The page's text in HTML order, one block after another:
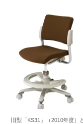
旧型「KS31」（2010年度